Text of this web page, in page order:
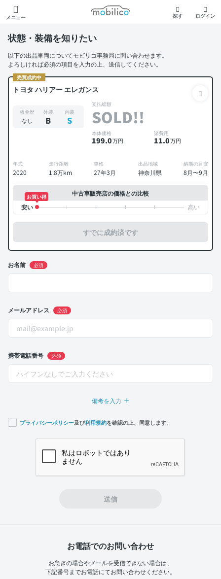
メニュー
モビリコ
探す ログイン
状態・装備を知りたい
以下の出品車両についてモビリコ事務局に問い合わせます。
よろしければ必須の項目を入力の上、送信してください。
売買成約中
トヨタ ハリアー エレガンス
板金歴
なし
外装
B
内装
S
支払総額
SOLD!!
本体価格
199.0万円
諸費用
11.0万円
年式
2020
走行距離
1.8万km
車検
27年3月
出品地域
神奈川県
納期の目安
8月〜9月
中古車販売店の価格との比較
お買い得
すでに成約済です
お名前 必須
メールアドレス 必須
携帯電話番号 必須
備考を入力
プライバシーポリシー及び利用規約を確認の上、同意します。
送信
お電話でのお問い合わせ
お急ぎの場合やメールを受信できない場合は、
下記番号までお電話にてお問い合わせください。